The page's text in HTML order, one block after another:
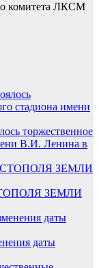
комитета ЛКСМ
торжественное
В.И. Ленина в
ЗЕМЛИ
даты